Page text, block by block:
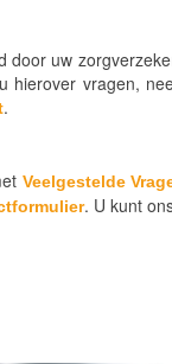
door uw
hierover vragen,
.
Veelgestelde
. U kunt